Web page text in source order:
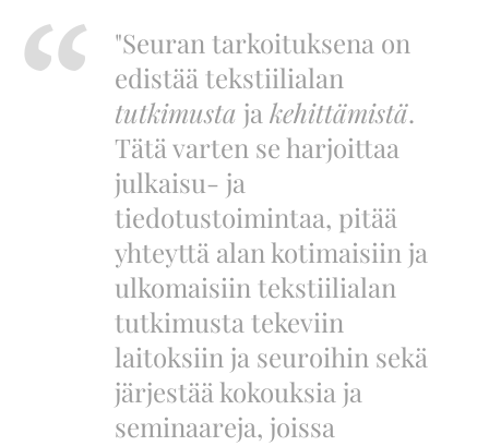
"Seuran tarkoituksena on
edistää tekstiilialan
tutkimusta ja kehittämistä.
Tätä varten se harjoittaa
julkaisu- ja
tiedotustoimintaa, pitää
yhteyttä alan kotimaisiin ja
ulkomaisiin tekstiilialan
tutkimusta tekeviin
laitoksiin ja seuroihin sekä
järjestää kokouksia ja
seminaareja, joissa